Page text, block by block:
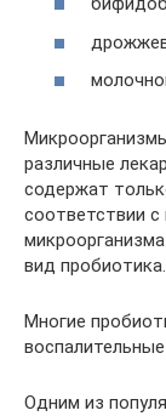
различные
содержат
соответствии с
вид пробиотика.
Многие
Одним из